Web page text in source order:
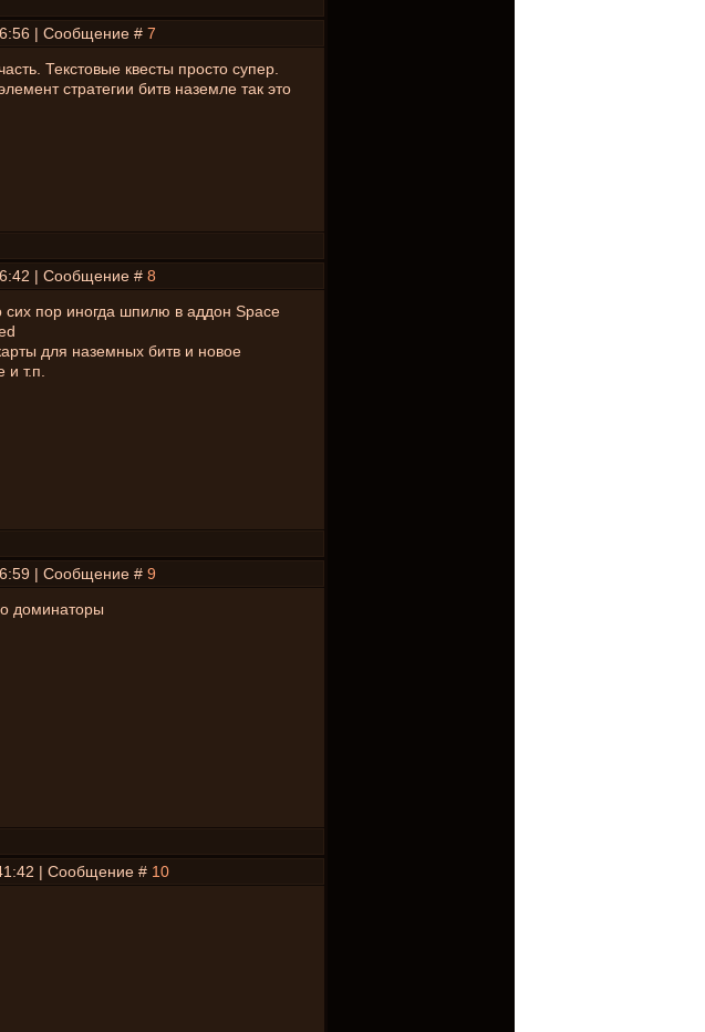
| Сообщение # 7
Текстовые квесты просто супер.
стратегии битв наземле так это
| Сообщение # 8
сих пор иногда шпилю в аддон Space
для наземных битв и новое
т.п.
| Сообщение # 9
доминаторы
| Сообщение # 10